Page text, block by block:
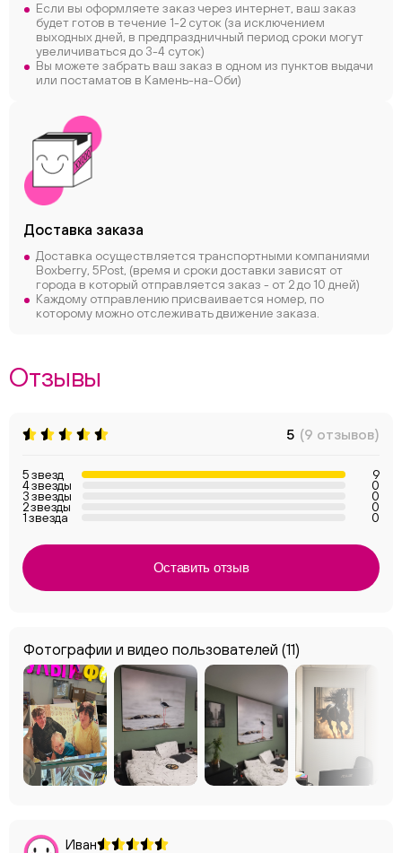
Если вы оформляете заказ через интернет, ваш заказ
будет готов в течение 1-2 суток (за исключением
выходных дней, в предпраздничный период сроки могут
увеличиваться до 3-4 суток)
Вы можете забрать ваш заказ в одном из пунктов выдачи
или постаматов в Камень-на-Оби)
Доставка заказа
Доставка осуществляется транспортными компаниями
Boxberry, 5Post, (время и сроки доставки зависят от
города в который отправляется заказ - от 2 до 10 дней)
Каждому отправлению присваивается номер, по
которому можно отслеживать движение заказа.
Отзывы
Фотографии и видео пользователей (11)
5 (9 отзывов)
5 звезд 9
4 звезды 0
3 звезды 0
2 звезды 0
1 звезда 0
Оставить отзыв
Иван